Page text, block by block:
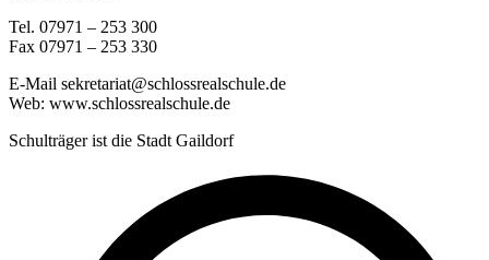
Tel. 07971 – 253 300
Fax 07971 – 253 330
E-Mail sekretariat@schlossrealschule.de
Web: www.schlossrealschule.de
Schulträger ist die Stadt Gaildorf